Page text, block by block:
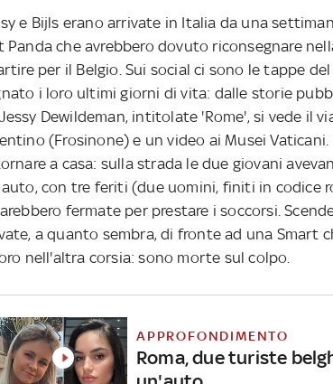
e Bijls erano arrivate in Italia da una
Panda che avrebbero dovuto riconsegnare
per il Belgio. Sui social ci sono le tappe
i loro ultimi giorni di vita: dalle storie
Dewildeman, intitolate 'Rome', si vede il
(Frosinone) e un video ai Musei
a casa: sulla strada le due giovani
con tre feriti (due uomini, finiti in codice
fermate per prestare i soccorsi.
a quanto sembra, di fronte ad una Smart
nell'altra corsia: sono morte sul colpo.
APPROFONDIMENTO
Roma, due turiste